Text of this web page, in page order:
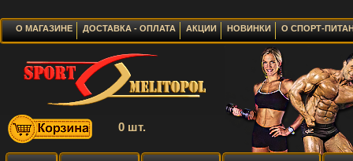
О МАГАЗИНЕ ДОСТАВКА - ОПЛАТА АКЦИИ НОВИНКИ О СПОРТ-
0 шт.